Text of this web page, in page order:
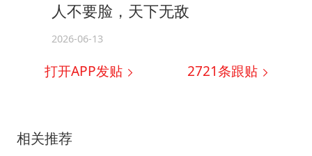
人不要脸，天下无敌
2026-06-13
打开APP发贴 2721条跟贴
相关推荐